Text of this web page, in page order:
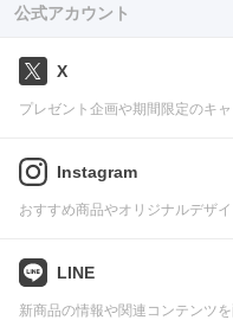
公式アカウント
X
プレゼント企画や期間限定のキ
Instagram
おすすめ商品やオリジナルデザ
LINE
新商品の情報や関連コンテンツ